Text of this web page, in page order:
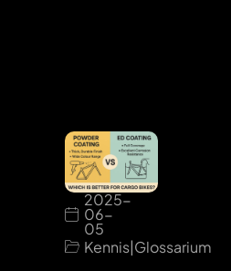
2025-
06-
05
Kennis|Glossarium